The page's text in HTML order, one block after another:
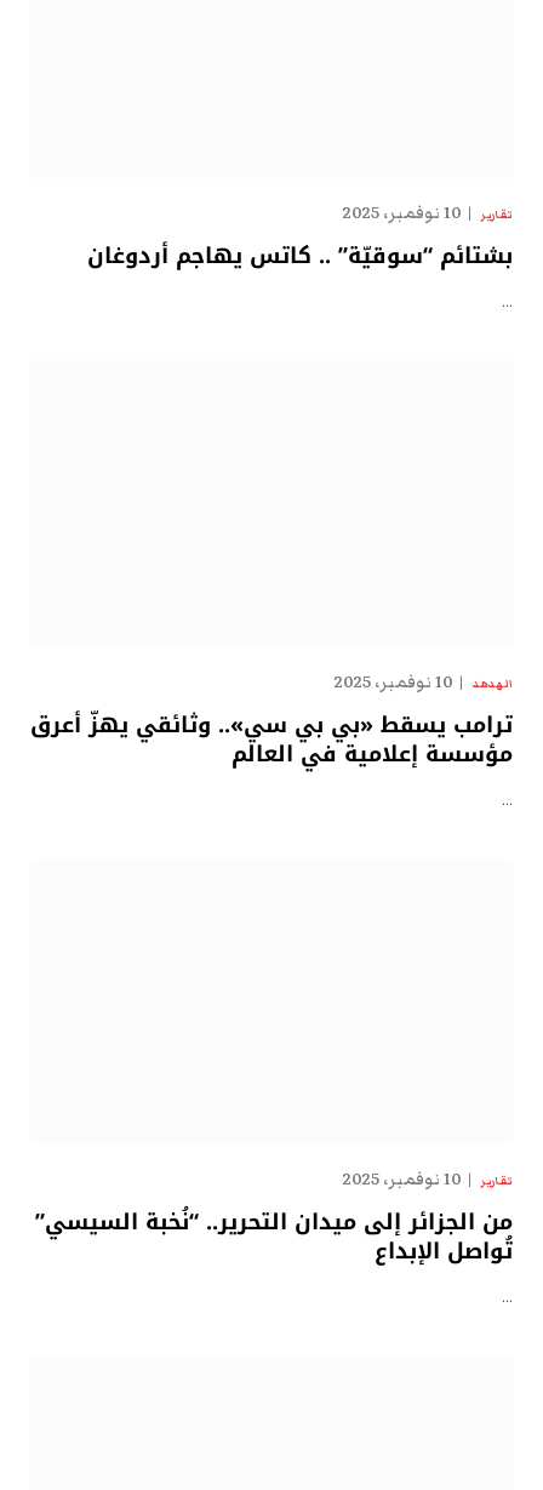
تقارير 10 نوفمبر، 2025
بشتائم “سوقيّة” .. كاتس يهاجم أردوغان
…
الهدهد 10 نوفمبر، 2025
ترامب يسقط «بي بي سي».. وثائقي يهزّ أعرق
مؤسسة إعلامية في العالم
…
تقارير 10 نوفمبر، 2025
من الجزائر إلى ميدان التحرير.. “نُخبة السيسي”
تُواصل الإبداع
…